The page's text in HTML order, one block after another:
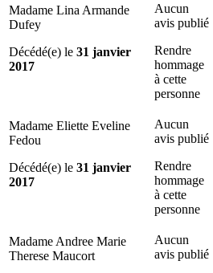
Madame Lina Armande
Dufey
Décédé(e) le 31 janvier
2017
Aucun
avis publié
Rendre
hommage
à cette
personne
Madame Eliette Eveline
Fedou
Décédé(e) le 31 janvier
2017
Aucun
avis publié
Rendre
hommage
à cette
personne
Madame Andree Marie
Therese Maucort
Aucun
avis publié